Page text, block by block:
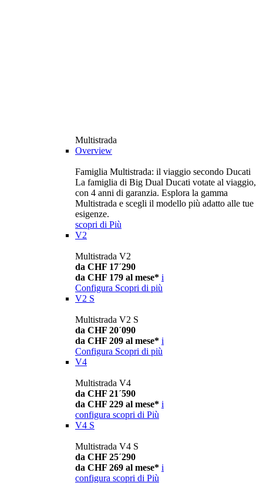
Multistrada
Overview
Famiglia Multistrada: il viaggio secondo Ducati
La famiglia di Big Dual Ducati votate al viaggio,
con 4 anni di garanzia. Esplora la gamma
Multistrada e scegli il modello più adatto alle tue
esigenze.
scopri di Più
V2
Multistrada V2
da CHF 17´290
da CHF 179 al mese* i
Configura Scopri di più
V2 S
Multistrada V2 S
da CHF 20´090
da CHF 209 al mese* i
Configura Scopri di più
V4
Multistrada V4
da CHF 21´590
da CHF 229 al mese* i
configura scopri di Più
V4 S
Multistrada V4 S
da CHF 25´290
da CHF 269 al mese* i
configura scopri di Più